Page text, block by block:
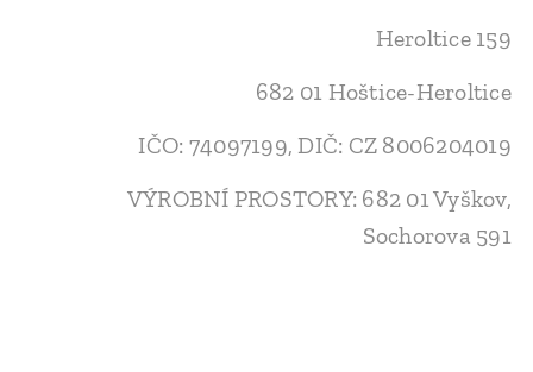
Heroltice 159
682 01 Hoštice-Heroltice
IČO: 74097199, DIČ: CZ 8006204019
VÝROBNÍ PROSTORY: 682 01 Vyškov,
Sochorova 591